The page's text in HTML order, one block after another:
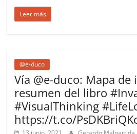
Leer más
@e-duco
Vía @e-duco: Mapa de
resumen del libro
#VisualThinking
https://t.co/